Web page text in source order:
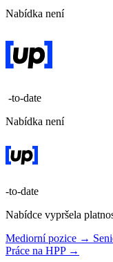
Nabídka není
-to-date
Nabídka není
-to-date
Nabídce vypršela
Mediorní pozice →
Práce na HPP →